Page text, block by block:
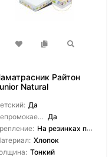
Райтон
Natural
Да
Непромокаемый: Да
На резинках по углам
Хлопок
Тонкий